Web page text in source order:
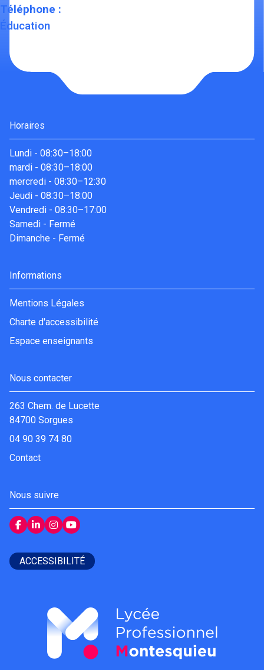
Téléphone :
Éducation
Horaires
Lundi - 08:30–18:00
mardi - 08:30–18:00
mercredi - 08:30–12:30
Jeudi - 08:30–18:00
Vendredi - 08:30–17:00
Samedi - Fermé
Dimanche - Fermé
Informations
Mentions Légales
Charte d'accessibilité
Espace enseignants
Nous contacter
263 Chem. de Lucette
84700 Sorgues
04 90 39 74 80
Contact
Nous suivre
ACCESSIBILITÉ